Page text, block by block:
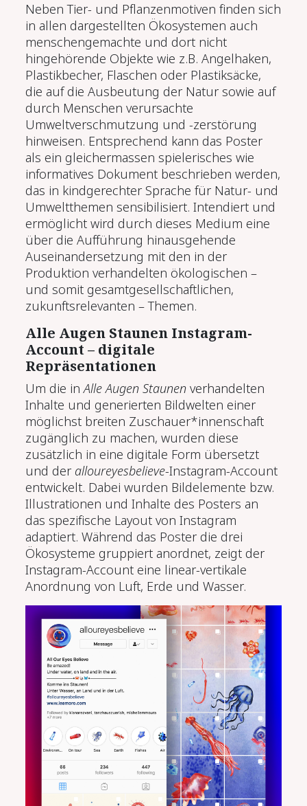
Neben Tier- und Pflanzenmotiven finden sich
in allen dargestellten Ökosystemen auch
menschengemachte und dort nicht
hingehörende Objekte wie z.B. Angelhaken,
Plastikbecher, Flaschen oder Plastiksäcke,
die auf die Ausbeutung der Natur sowie auf
durch Menschen verursachte
Umweltverschmutzung und -zerstörung
hinweisen. Entsprechend kann das Poster
als ein gleichermassen spielerisches wie
informatives Dokument beschrieben werden,
das in kindgerechter Sprache für Natur- und
Umweltthemen sensibilisiert. Intendiert und
ermöglicht wird durch dieses Medium eine
über die Aufführung hinausgehende
Auseinandersetzung mit den in der
Produktion verhandelten ökologischen –
und somit gesamtgesellschaftlichen,
zukunftsrelevanten – Themen.
Alle Augen Staunen Instagram-
Account – digitale
Repräsentationen
Um die inAlle Augen Staunen verhandelten
Inhalte und generierten Bildwelten einer
möglichst breiten Zuschauer*innenschaft
zugänglich zu machen, wurden diese
zusätzlich in eine digitale Form übersetzt
und der alloureyesbelieve-Instagram-Account
entwickelt. Dabei wurden Bildelemente bzw.
Illustrationen und Inhalte des Posters an
das spezifische Layout von Instagram
adaptiert. Während das Poster die drei
Ökosysteme gruppiert anordnet, zeigt der
Instagram-Account eine linear-vertikale
Anordnung von Luft, Erde und Wasser.